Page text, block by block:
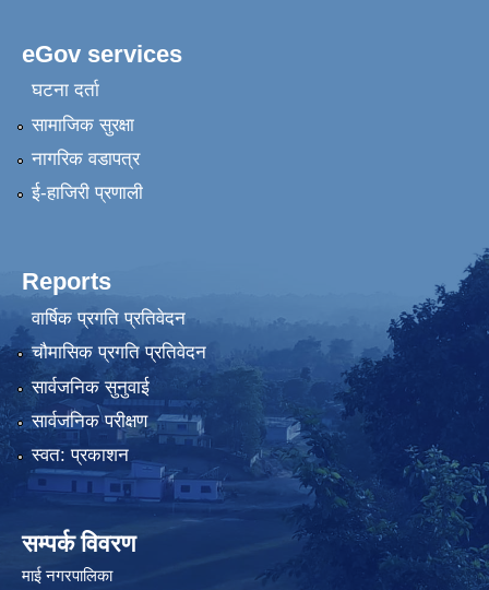
eGov services
घटना दर्ता
सामाजिक सुरक्षा
नागरिक वडापत्र
ई-हाजिरी प्रणाली
Reports
वार्षिक प्रगति प्रतिवेदन
चौमासिक प्रगति प्रतिवेदन
सार्वजनिक सुनुवाई
सार्वजनिक परीक्षण
स्वत: प्रकाशन
सम्पर्क विवरण
माई नगरपालिका